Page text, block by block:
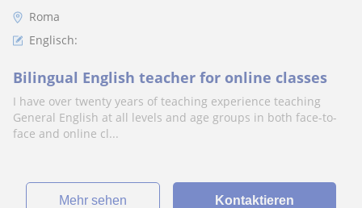
Roma
Englisch:
Bilingual English teacher for online classes
I have over twenty years of teaching experience teaching
General English at all levels and age groups in both face-to-
face and online cl...
Mehr sehen Kontaktieren